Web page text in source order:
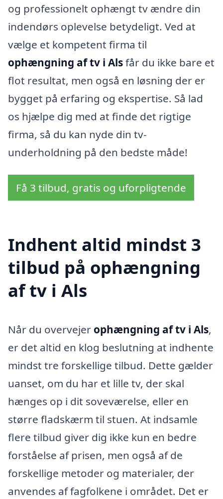
og professionelt ophængt tv ændre din
indendørs oplevelse betydeligt. Ved at
vælge et kompetent firma til
ophængning af tv i Alsfår du ikke bare et
flot resultat, men også en løsning der er
bygget på erfaring og ekspertise. Så lad
os hjælpe dig med at finde det rigtige
firma, så du kan nyde din tv-
underholdning på den bedste måde!
Få 3 tilbud, gratis og uforpligtende
Indhent altid mindst 3
tilbud på ophængning
af tv i Als
Når du overvejer ophængning af tv i Als,
er det altid en klog beslutning at indhente
mindst tre forskellige tilbud. Dette gælder
uanset, om du har et lille tv, der skal
hænges op i dit soveværelse, eller en
større fladskærm til stuen. At indsamle
flere tilbud giver dig ikke kun en bedre
forståelse af prisen, men også af de
forskellige metoder og materialer, der
anvendes af fagfolkene i området. Det er